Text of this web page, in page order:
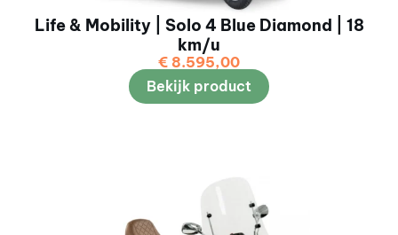
Life & Mobility | Solo 4 Blue Diamond | 18
km/u
€ 8.595,00
Bekijk product